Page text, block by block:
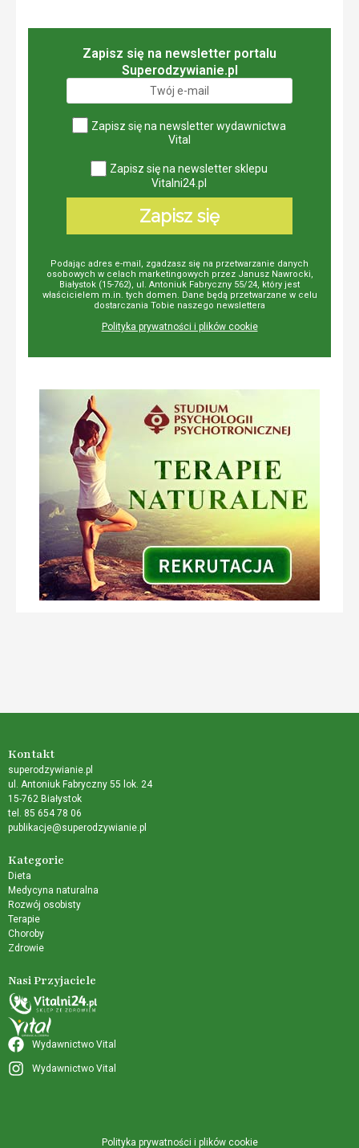
Zapisz się na newsletter portalu
Superodzywianie.pl
Zapisz się na newsletter wydawnictwa
Vital
Zapisz się na newsletter sklepu
Vitalni24.pl
Zapisz się
Podając adres e-mail, zgadzasz się na przetwarzanie danych
osobowych w celach marketingowych przez Janusz Nawrocki,
Białystok (15-762), ul. Antoniuk Fabryczny 55/24, który jest
właścicielem m.in. tych domen. Dane będą przetwarzane w celu
dostarczania Tobie naszego newslettera
Polityka prywatności i plików cookie
Kontakt
superodzywianie.pl
ul. Antoniuk Fabryczny 55 lok. 24
15-762 Białystok
tel. 85 654 78 06
publikacje@superodzywianie.pl
Kategorie
Dieta
Medycyna naturalna
Rozwój osobisty
Terapie
Choroby
Zdrowie
Nasi Przyjaciele
Wydawnictwo Vital
Wydawnictwo Vital
Polityka prywatności i plików cookie